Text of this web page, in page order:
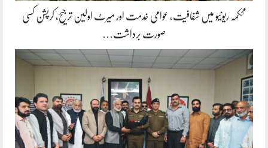
محکمہ ریونیو میں شفافیت، عوامی خدمت اور میرٹ اولین ترجیح، کرپشن کسی
صورت برداشت…